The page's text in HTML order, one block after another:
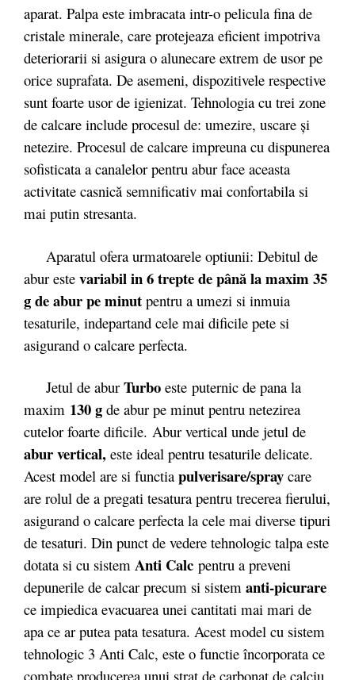
aparat. Palpa este imbracata intr-o pelicula fina de
cristale minerale, care protejeaza eficient impotriva
deteriorarii si asigura o alunecare extrem de usor pe
orice suprafata. De asemeni, dispozitivele respective
sunt foarte usor de igienizat. Tehnologia cu trei zone
de calcare include procesul de: umezire, uscare și
netezire. Procesul de calcare impreuna cu dispunerea
sofisticata a canalelor pentru abur face aceasta
activitate casnică semnificativ mai confortabila si
mai putin stresanta.
Aparatul ofera urmatoarele optiunii: Debitul de
abur este variabil in 6 trepte de până la maxim 35
g de abur pe minut pentru a umezi si inmuia
tesaturile, indepartand cele mai dificile pete si
asigurand o calcare perfecta.
Jetul de abur Turbo este puternic de pana la
maxim 130 g de abur pe minut pentru netezirea
cutelor foarte dificile. Abur vertical unde jetul de
abur vertical, este ideal pentru tesaturile delicate.
Acest model are si functia pulverisare/spray care
are rolul de a pregati tesatura pentru trecerea fierului,
asigurand o calcare perfecta la cele mai diverse tipuri
de tesaturi. Din punct de vedere tehnologic talpa este
dotata si cu sistem Anti Calc pentru a preveni
depunerile de calcar precum si sistem anti-picurare
ce impiedica evacuarea unei cantitati mai mari de
apa ce ar putea pata tesatura. Acest model cu sistem
tehnologic 3 Anti Calc, este o functie încorporata ce
combate producerea unui strat de carbonat de calciu